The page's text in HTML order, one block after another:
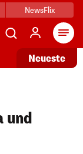
NewsFlix
Neueste
und